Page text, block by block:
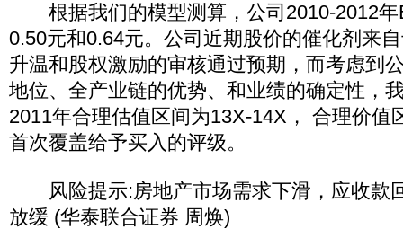
根据我们的模型测算，公司2010-2012年
0.50元和0.64元。公司近期股价的催化剂来
升温和股权激励的审核通过预期，而考虑到
地位、全产业链的优势、和业绩的确定性，
2011年合理估值区间为13X-14X， 合理价值
首次覆盖给予买入的评级。
风险提示:房地产市场需求下滑，应收款
放缓 (华泰联合证券 周焕)